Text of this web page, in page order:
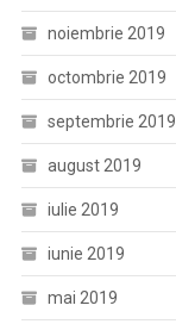
noiembrie 2019
octombrie 2019
septembrie 2019
august 2019
iulie 2019
iunie 2019
mai 2019